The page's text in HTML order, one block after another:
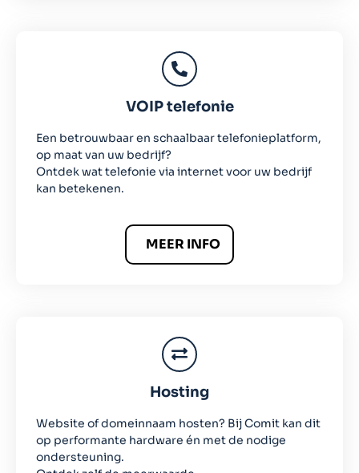
VOIP telefonie
Een betrouwbaar en schaalbaar telefonieplatform,
op maat van uw bedrijf?
Ontdek wat telefonie via internet voor uw bedrijf
kan betekenen.
MEER INFO
Hosting
Website of domeinnaam hosten? Bij Comit kan dit
op performante hardware én met de nodige
ondersteuning.